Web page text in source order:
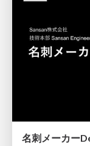
名刺メーカー